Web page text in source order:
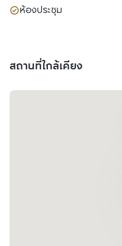
ห้องประชุม
สถานที่ใกล้เคียง